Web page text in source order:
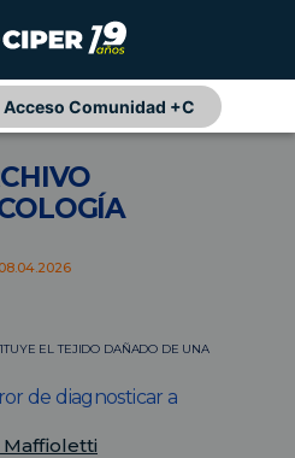
Acceso Comunidad +C
08.04.2026
EL TEJIDO DAÑADO DE UNA
de diagnosticar a
Maffioletti